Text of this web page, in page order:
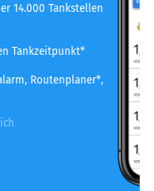
14.000 Tankstellen
Tankzeitpunkt*
Routenplaner*,